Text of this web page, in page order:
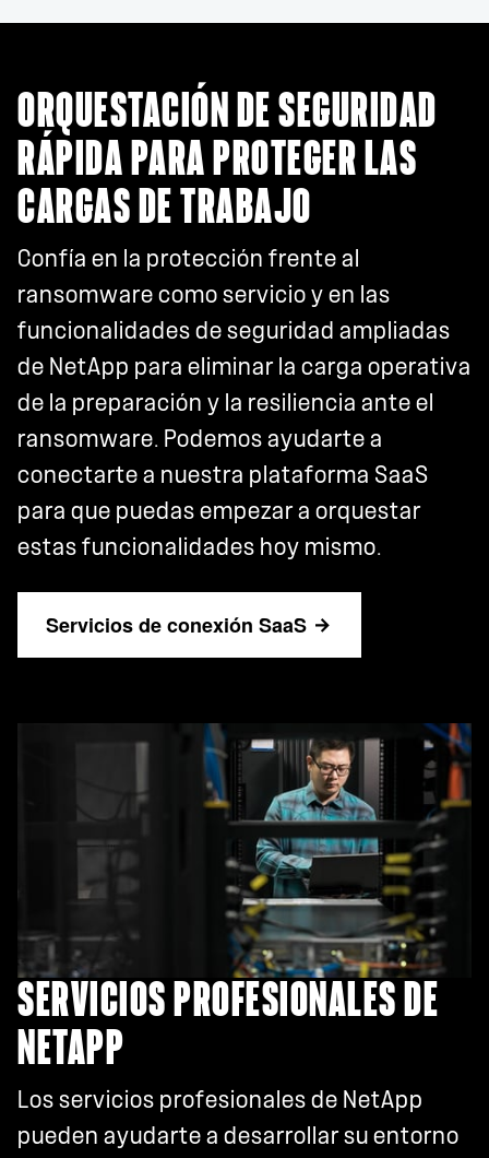
ORQUESTACIÓN DE SEGURIDAD
RÁPIDA PARA PROTEGER LAS
CARGAS DE TRABAJO
Confía en la protección frente al
ransomware como servicio y en las
funcionalidades de seguridad ampliadas
de NetApp para eliminar la carga operativa
de la preparación y la resiliencia ante el
ransomware. Podemos ayudarte a
conectarte a nuestra plataforma SaaS
para que puedas empezar a orquestar
estas funcionalidades hoy mismo.
Servicios de conexión SaaS
SERVICIOS PROFESIONALES DE
NETAPP
Los servicios profesionales de NetApp
pueden ayudarte a desarrollar su entorno